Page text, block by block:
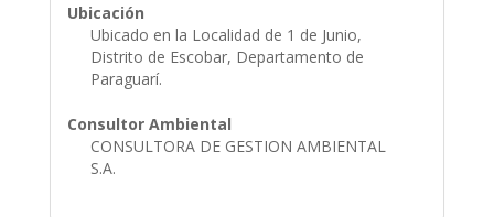
Ubicación
Ubicado en la Localidad de 1 de Junio,
Distrito de Escobar, Departamento de
Paraguarí.
Consultor Ambiental
CONSULTORA DE GESTION AMBIENTAL
S.A.